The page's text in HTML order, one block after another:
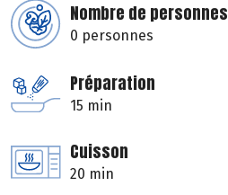
Nombre de personnes
0 personnes
Préparation
15 min
Cuisson
20 min